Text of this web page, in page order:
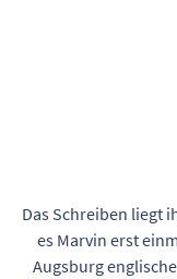
Das Schreiben liegt
es Marvin erst
Augsburg